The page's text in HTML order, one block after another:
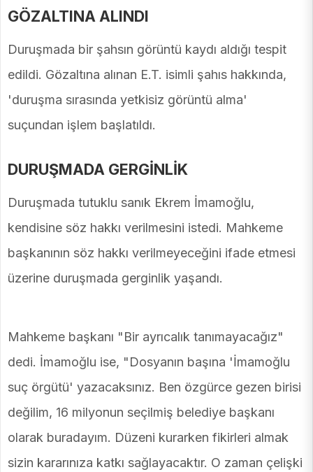
GÖZALTINA ALINDI
Duruşmada bir şahsın görüntü kaydı aldığı tespit
edildi. Gözaltına alınan E.T. isimli şahıs hakkında,
'duruşma sırasında yetkisiz görüntü alma'
suçundan işlem başlatıldı.
DURUŞMADA GERGİNLİK
Duruşmada tutuklu sanık Ekrem İmamoğlu,
kendisine söz hakkı verilmesini istedi. Mahkeme
başkanının söz hakkı verilmeyeceğini ifade etmesi
üzerine duruşmada gerginlik yaşandı.
Mahkeme başkanı "Bir ayrıcalık tanımayacağız"
dedi. İmamoğlu ise, "Dosyanın başına 'İmamoğlu
suç örgütü' yazacaksınız. Ben özgürce gezen birisi
değilim, 16 milyonun seçilmiş belediye başkanı
olarak buradayım. Düzeni kurarken fikirleri almak
sizin kararınıza katkı sağlayacaktır. O zaman çelişki